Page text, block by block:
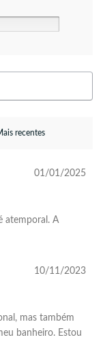
01/01/2025
atemporal. A
10/11/2023
mas também
banheiro. Estou